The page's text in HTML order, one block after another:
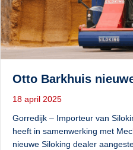
Otto Barkhuis
18 april 2025
Gorredijk – Importeur van
heeft in samenwerking met
nieuwe Siloking dealer